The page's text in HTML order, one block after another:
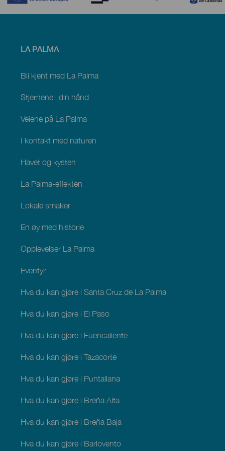
Menú
Palma
LA PALMA
Bli kjent med La Palma
Stjernene i din hånd
Veiene på La Palma
I kontakt med naturen
Havet og kysten
La Palma-effekten
Lokale smaker
En øy med historie
Opplevelser La Palma
Eventyr
Hva du kan gjøre i Santa Cruz de La Palma
Hva du kan gjøre i El Paso
Hva du kan gjøre i Fuencaliente
Hva du kan gjøre i Tazacorte
Hva du kan gjøre i Puntallana
Hva du kan gjøre i Breña Alta
Hva du kan gjøre i Breña Baja
Hva du kan gjøre i Barlovento